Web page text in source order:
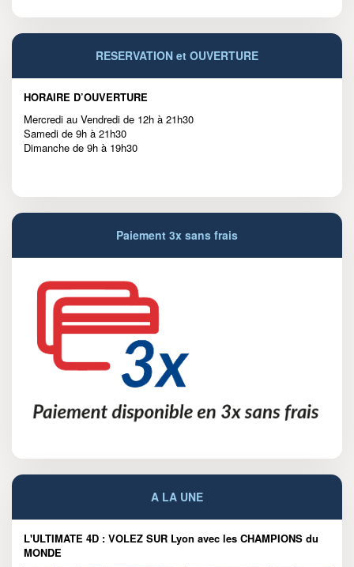
RESERVATION et OUVERTURE
HORAIRE D’OUVERTURE
Mercredi au Vendredi de 12h à 21h30
Samedi de 9h à 21h30
Dimanche de 9h à 19h30
Paiement 3x sans frais
A LA UNE
L'ULTIMATE 4D : VOLEZ SUR Lyon avec les CHAMPIONS du
MONDE